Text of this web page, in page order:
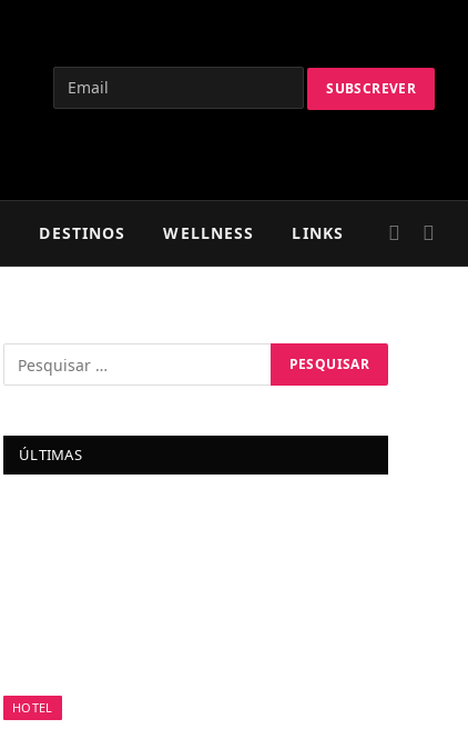
DESTINOS WELLNESS LINKS
ÚLTIMAS
HOTEL